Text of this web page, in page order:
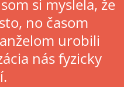
si myslela, že
no časom
urobili
nás fyzicky